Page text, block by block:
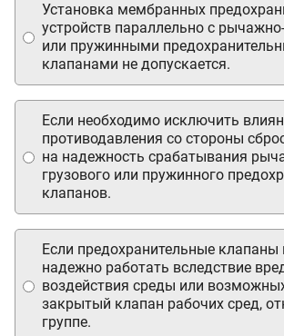
Если предохранительные клапаны
надежно работать вследствие
воздействия среды или
закрытый клапан рабочих сред,
группе.
Если необходимо исключить
противодавления со стороны
на надежность срабатывания
грузового или пружинного
клапанов.
Установка мембранных
устройств параллельно с
или пружинными
клапанами не допускается.